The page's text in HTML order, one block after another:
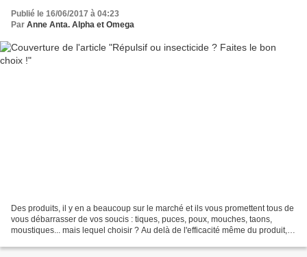
Publié le 16/06/2017 à 04:23
Par Anne Anta. Alpha et Omega
Des produits, il y en a beaucoup sur le marché et ils vous promettent tous de
vous débarrasser de vos soucis : tiques, puces, poux, mouches, taons,
moustiques... mais lequel choisir ? Au delà de l'efficacité même du produit,